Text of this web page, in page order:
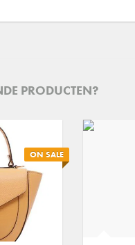
PRODUCTEN?
ON SALE